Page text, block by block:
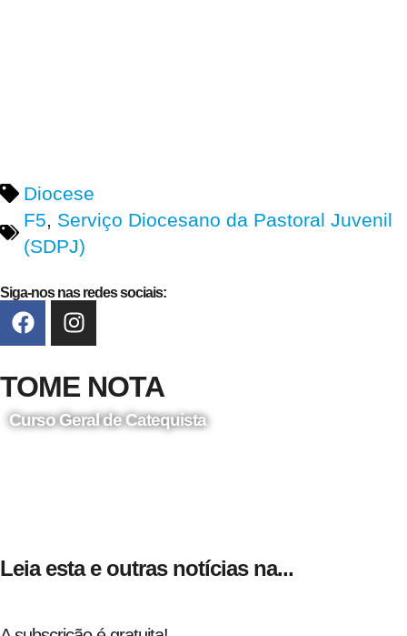
Diocese
F5, Serviço Diocesano da Pastoral Juvenil
(SDPJ)
Siga-nos nas redes sociais:
TOME NOTA
Curso Geral de Catequista
Leia esta e outras notícias na...